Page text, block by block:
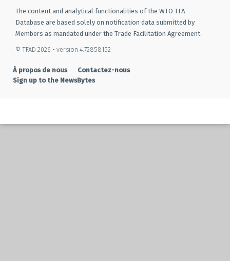
The content and analytical functionalities of the WTO TFA
Database are based solely on notification data submitted by
Members as mandated under the Trade Facilitation Agreement.
© TFAD 2026 - version 4.72858152
À propos de nous
Contactez-nous
Sign up to the NewsBytes